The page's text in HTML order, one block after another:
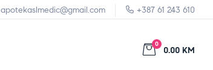
apotekaslmedic@gmail.com +387 61 243 610
0
0.00 KM